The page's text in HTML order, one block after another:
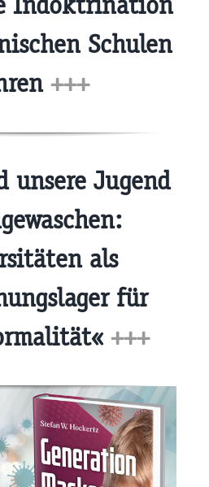
Schulen
+++
unsere Jugend
als
für
+++